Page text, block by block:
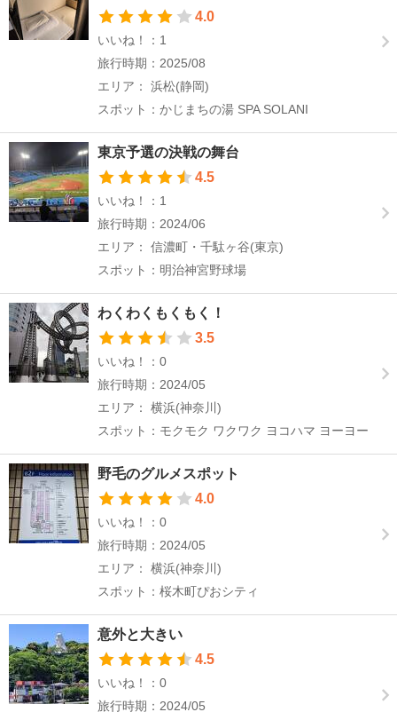
4.0
いいね！：1
旅行時期：2025/08
エリア： 浜松(静岡)
スポット：かじまちの湯 SPA SOLANI
東京予選の決戦の舞台
4.5
いいね！：1
旅行時期：2024/06
エリア： 信濃町・千駄ヶ谷(東京)
スポット：明治神宮野球場
わくわくもくもく！
3.5
いいね！：0
旅行時期：2024/05
エリア： 横浜(神奈川)
スポット：モクモク ワクワク ヨコハマ ヨーヨー
野毛のグルメスポット
4.0
いいね！：0
旅行時期：2024/05
エリア： 横浜(神奈川)
スポット：桜木町ぴおシティ
意外と大きい
4.5
いいね！：0
旅行時期：2024/05